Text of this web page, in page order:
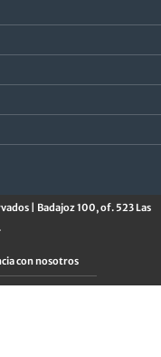
| Badajoz 100, of. 523 Las
con nosotros